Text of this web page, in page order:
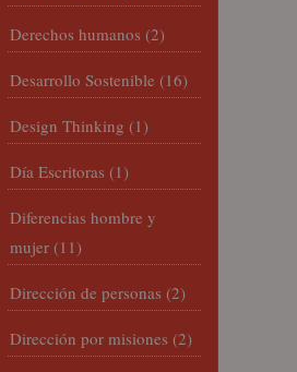
Derechos humanos (2)
Desarrollo Sostenible (16)
Design Thinking (1)
Día Escritoras (1)
Diferencias hombre y
mujer (11)
Dirección de personas (2)
Dirección por misiones (2)